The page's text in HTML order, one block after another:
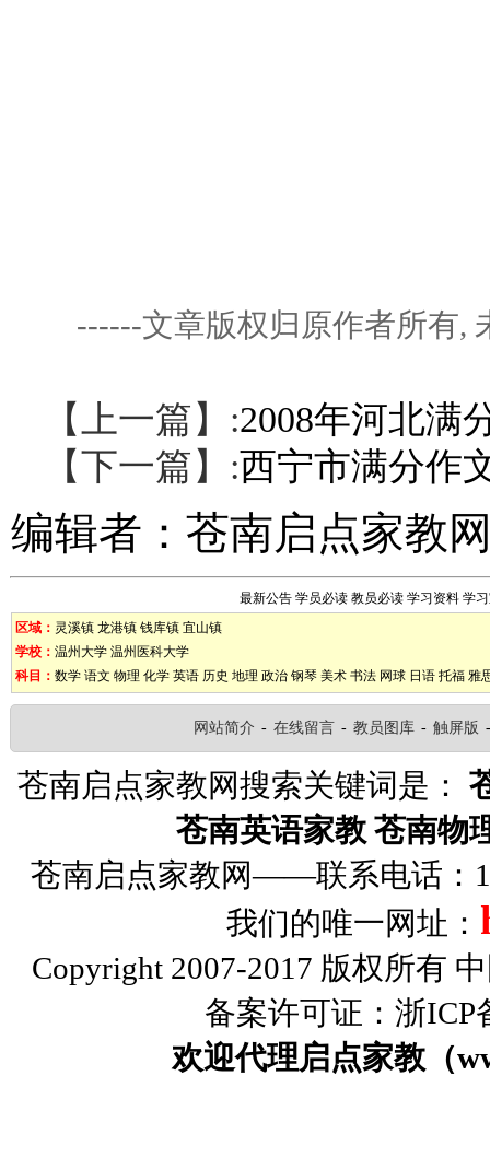
------文章版权归原作者所有,
【上一篇】:2008年河北满
【下一篇】:西宁市满分作
编辑者： 苍南启点家教
最新公告 学员必读 教员必读 学习资料 学
区域： 灵溪镇 龙港镇 钱库镇 宜山镇
学校： 温州大学 温州医科大学
科目： 数学 语文 物理 化学 英语 历史 地理 政治 钢琴 美术 书法 网球 日语 托福 雅
网站简介 - 在线留言 - 教员图库 - 触屏版
苍南启点家教网搜索关键词是：
苍南英语家教 苍南物
苍南启点家教网——联系电话
我们的唯一网址：
Copyright 2007-2017 版权所有
备案许可证：浙ICP
欢迎代理启点家教（